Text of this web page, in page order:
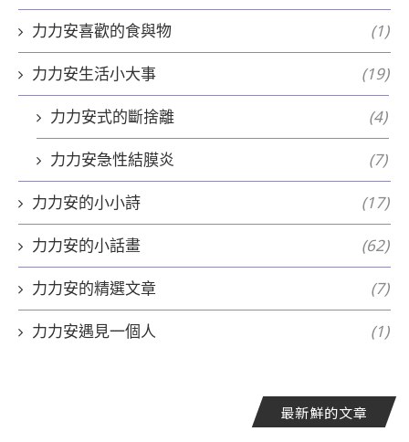
力力安喜歡的食與物 (1)
力力安生活小大事 (19)
力力安式的斷捨離 (4)
力力安急性結膜炎 (7)
力力安的小小詩 (17)
力力安的小話畫 (62)
力力安的精選文章 (7)
力力安遇見一個人 (1)
最新鮮的文章